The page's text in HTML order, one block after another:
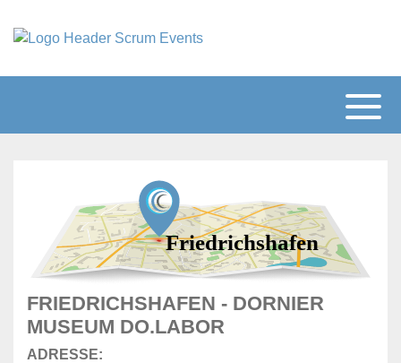
Friedrichshafen
FRIEDRICHSHAFEN - DORNIER
MUSEUM DO.LABOR
ADRESSE: